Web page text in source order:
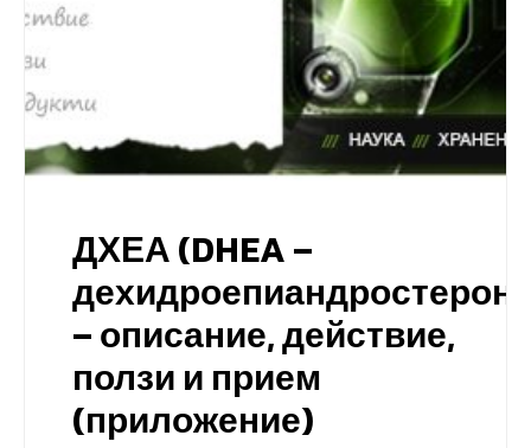
ДХЕА (DHEA –
дехидроепиандростерон)
– описание, действие,
ползи и прием
(приложение)